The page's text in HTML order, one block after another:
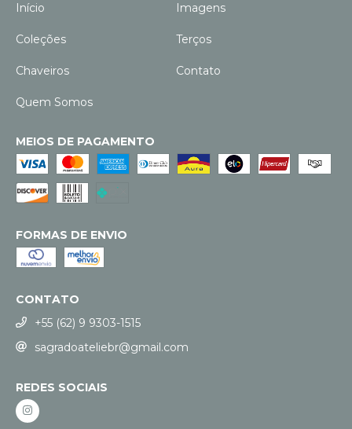
Início
Imagens
Coleções Terços
Chaveiros Contato
Quem Somos
MEIOS DE PAGAMENTO
FORMAS DE ENVIO
CONTATO
+55 (62) 9 9303-1515
sagradoateliebr@gmail.com
REDES SOCIAIS